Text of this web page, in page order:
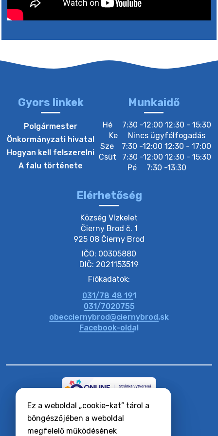
Ez a weboldal „cookie-kat” tárol a
böngészőjében a weboldal
megfelelő működésének
5. augusztus 2026 05:00
22. július 2026 16:26
20. július 2026 12:40
20. július 2026 11:53
20. július 2026 11:48
Gyors linkek
Polgármester
Önkormányzati hivatal
Hogyan kell felszerelni
A falu története
Munkaidő
Hé
7:30 -12:00 12:30 - 15:30
Ke
Nincs ügyfélfogadás
Sze
7:30 -12:00 12:30 - 17:00
Csüt
7:30 -12:00 12:30 - 15:30
Pé
7:30 -13:30
Elérhetőség
Község Vízkelet
Čierny Brod č. 1
925 08 Čierny Brod
IČO: 00305880
DIČ: 2021153519
Fiókadatok:
031/78 48 191
031/7020755
obecciernybrod@ciernybrod.sk
Facebook-oldal
RSS hírcsatornák
Hozzáférhetőségi nyilatkozat